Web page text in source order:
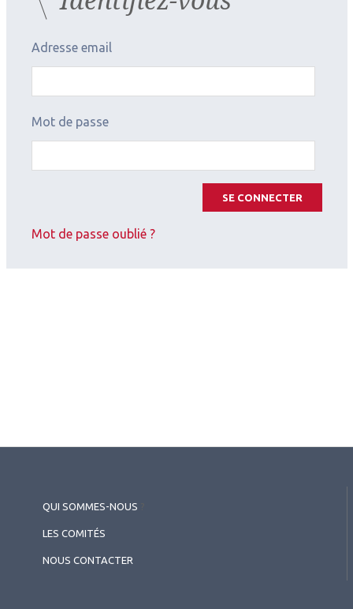
Adresse email
Mot de passe
SE CONNECTER
Mot de passe oublié ?
QUI SOMMES-NOUS
LES COMITÉS
NOUS CONTACTER